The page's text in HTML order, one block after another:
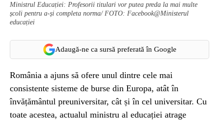
Ministrul Educației: Profesorii titulari vor putea preda la mai multe
școli pentru a-și completa norma/ FOTO: Facebook@Ministerul
educației
Adaugă-ne ca sursă preferată în Google
România a ajuns să ofere unul dintre cele mai
consistente sisteme de burse din Europa, atât în
învățământul preuniversitar, cât și în cel universitar. Cu
toate acestea, actualul ministru al educației atrage